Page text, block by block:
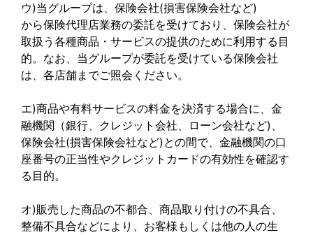
ウ)当グループは、保険会社(損害保険会社など)
から保険代理店業務の委託を受けており、保険会社が
取扱う各種商品・サービスの提供のために利用する目
的。なお、当グループが委託を受けている保険会社
は、各店舗までご照会ください。
エ)商品や有料サービスの料金を決済する場合に、金
融機関（銀行、クレジット会社、ローン会社など)、
保険会社(損害保険会社など)との間で、金融機関の口
座番号の正当性やクレジットカードの有効性を確認す
る目的。
オ)販売した商品の不都合、商品取り付けの不具合、
整備不具合などにより、お客様もしくは他の人の生